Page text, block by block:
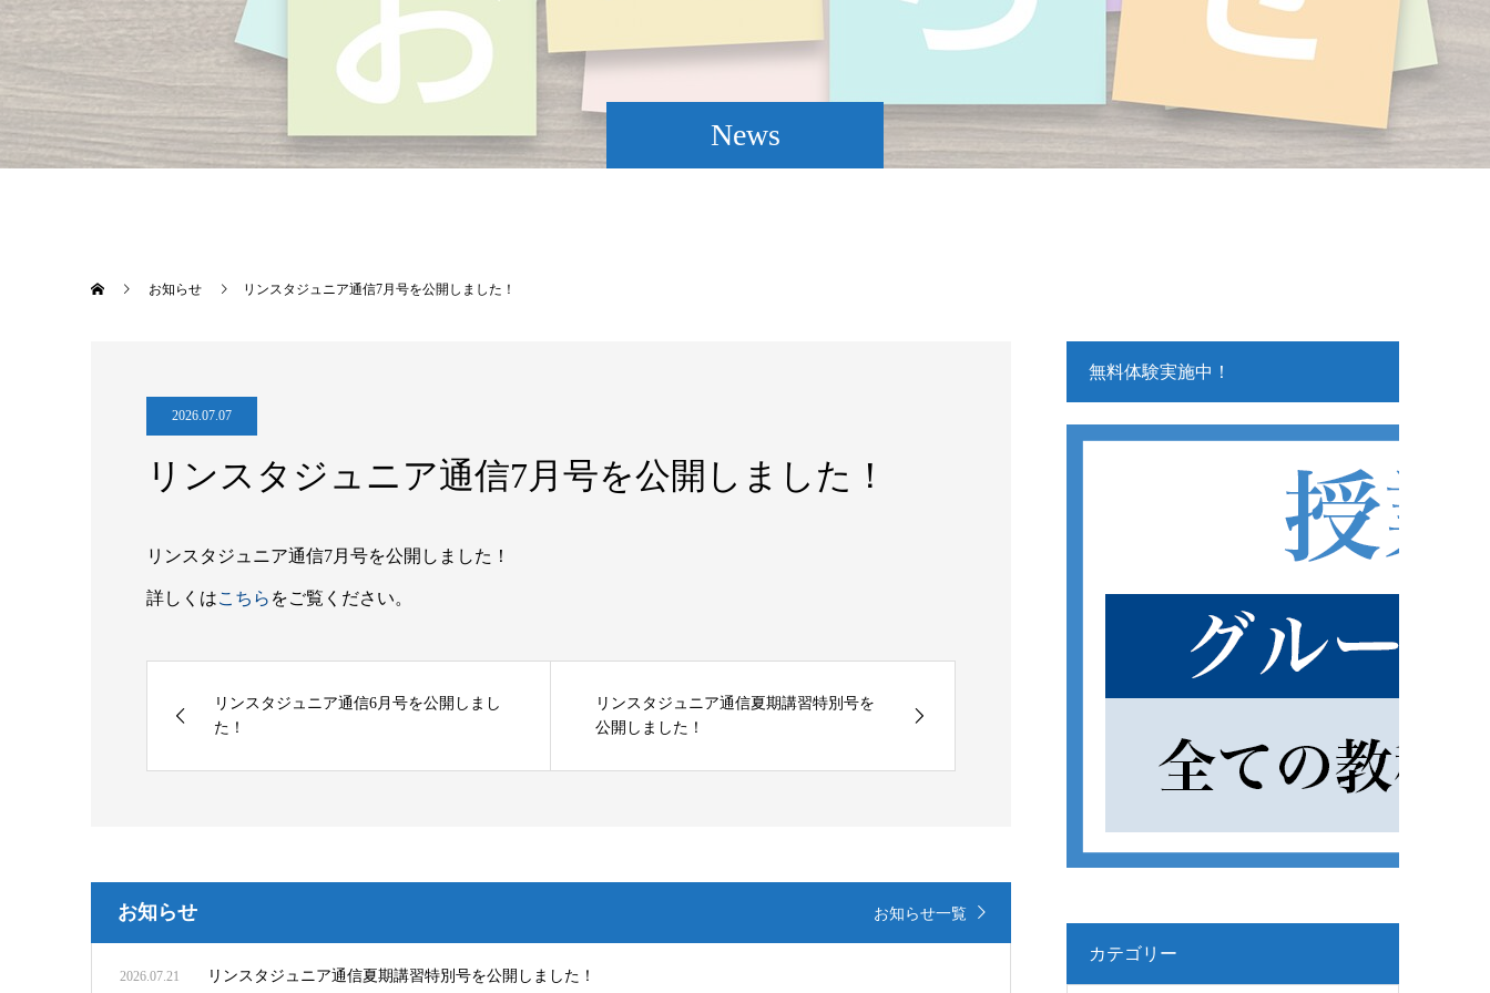
News
お知らせ リンスタジュニア通信7月号を公開しました！
2026.07.07
リンスタジュニア通信7月号を公開しました！
リンスタジュニア通信7月号を公開しました！
詳しくはこちら をご覧ください。
リンスタジュニア通信6月号を公開しまし
た！
リンスタジュニア通信夏期講習特別号を
公開しました！
お知らせ お知らせ一覧
2026.07.21 リンスタジュニア通信夏期講習特別号を公開しました！
無料体験実施中！
カテゴリー